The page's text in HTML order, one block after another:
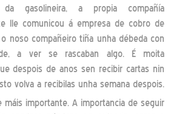
gasolineira, a propia compañía
lle comunicou á empresa de cobro de
noso compañeiro tiña unha débeda con
a ver se rascaban algo. É moita
despois de anos sen recibir cartas nin
volva a recibilas unha semana despois.
máis importante. A importancia de seguir